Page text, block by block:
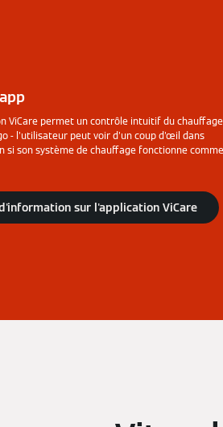
ViCare permet un contrôle intuitif du chauffage.
- l'utilisateur peut voir d'un coup d'œil dans
si son système de chauffage fonctionne
sur l'application ViCare